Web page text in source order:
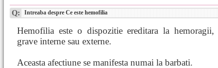
Q: Intreaba despre Ce este hemofilia
Hemofilia este o dispozitie ereditara la hemoragii,
grave interne sau externe.
Aceasta afectiune se manifesta numai la barbati.